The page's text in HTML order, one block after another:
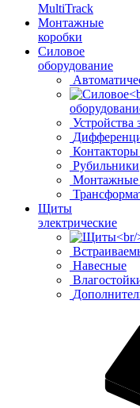
MultiTrack
Монтажные
коробки
Силовое
оборудование
Контакторы
Рубильники
Монтажные
Щиты
электрические
Навесные